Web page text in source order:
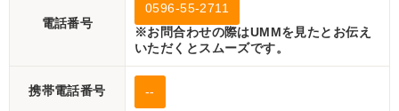
電話番号
0596-55-2711
※お問合わせの際はUMMを見たとお伝え
いただくとスムーズです。
携帯電話番号 --